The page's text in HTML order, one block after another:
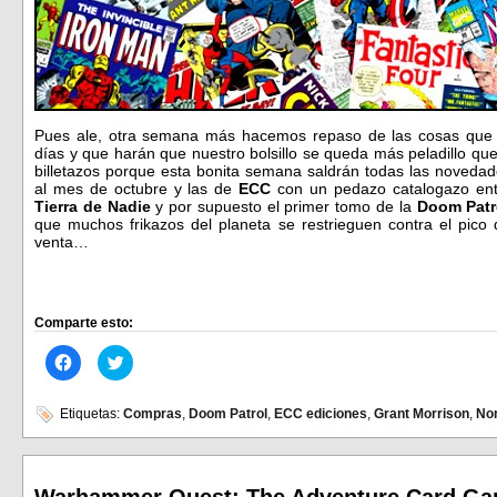
Pues ale, otra semana más hacemos repaso de las cosas
días y que harán que nuestro bolsillo se queda más peladillo
billetazos porque esta bonita semana saldrán todas las
al mes de octubre y las de ECCcon un pedazo catalogazo
Tierra de Nadiey por supuesto el primer tomo de la Doom
que muchos frikazos del planeta se restrieguen contra el
venta…
Comparte esto:
Haz
clic
en
Facebook
(Se
abre
ventana
Haz
clic
en
Twitter
(Se
abre
ventana
Etiquetas: Compras, Doom Patrol , ECC ediciones, Grant Morrison,